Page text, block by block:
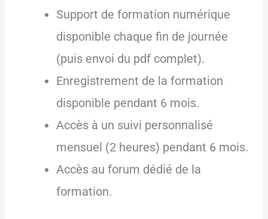
Support de formation numérique
disponible chaque fin de journée
(puis envoi du pdf complet).
Enregistrement de la formation
disponible pendant 6 mois.
Accès à un suivi personnalisé
mensuel (2 heures) pendant 6 mois.
Accès au forum dédié de la
formation.